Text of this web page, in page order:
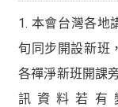
1. 本會台灣各地
旬同步開設新班
各禪淨新班開課
訊資料若有